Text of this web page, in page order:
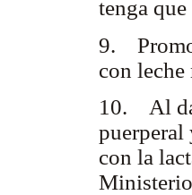
tenga que
9.
con leche
10. Al
puerperal
con la